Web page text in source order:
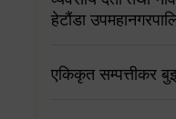
हेटौंडा
एकिकृत सम्पत्तीकर